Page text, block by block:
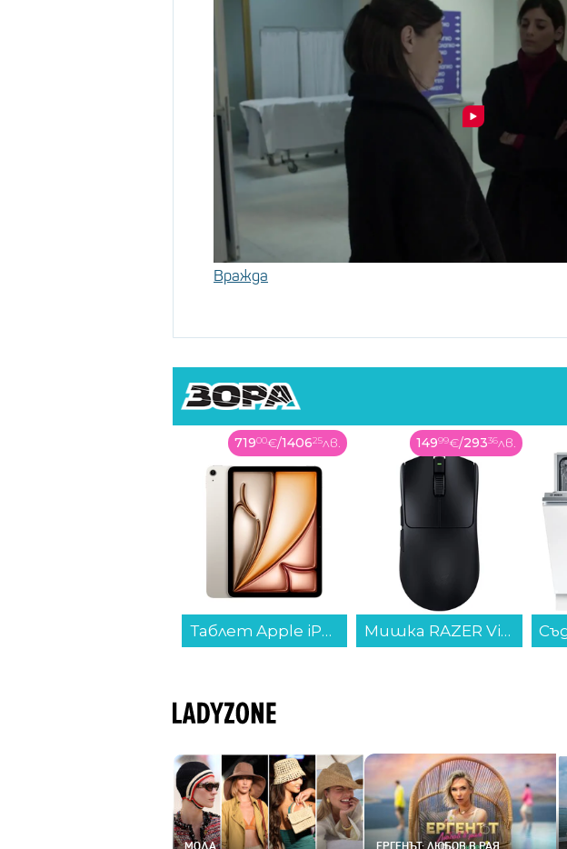
Вражда
14999€/29336лв.
Мишка RAZER Viper V3 Pro RZ01-05120100-R3G1...
51999€/101702лв.
Съдомиялна машина за вграждане Bosch SMV4EVX09E. , 14 комплекта, 600 Ш, мм, B...
МОДА ЕРГЕНЪТ: ЛЮБОВ В РАЯ